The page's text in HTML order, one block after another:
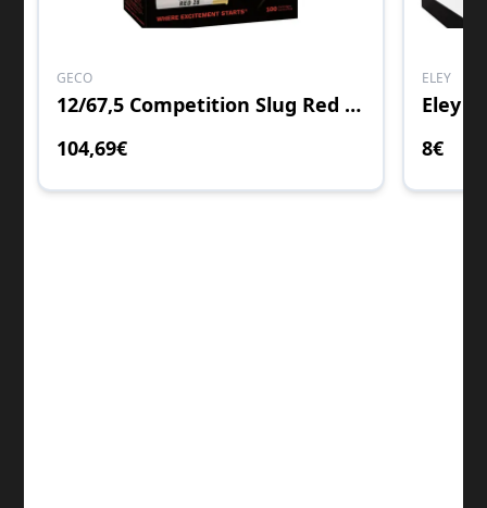
GECO
12/67,5 Competition Slug Red 28g
104,69€
ELEY
Eley
8€